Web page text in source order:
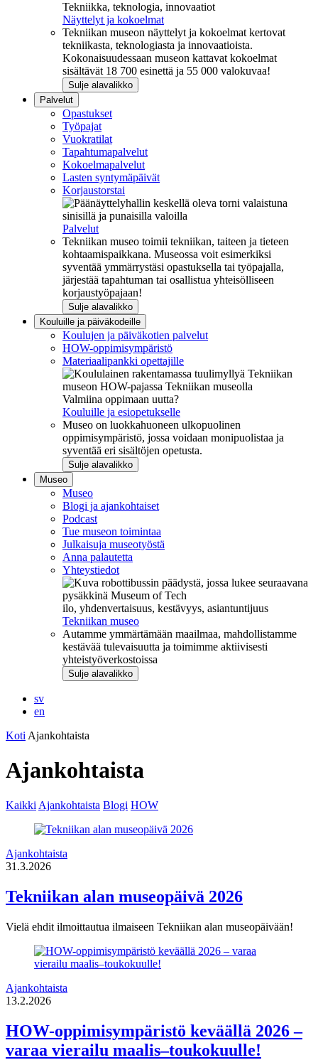
Tekniikka, teknologia, innovaatiot
Näyttelyt ja kokoelmat
Tekniikan museon näyttelyt ja kokoelmat kertovat
tekniikasta, teknologiasta ja innovaatioista.
Kokonaisuudessaan museon kattavat kokoelmat
sisältävät 18 700 esinettä ja 55 000 valokuvaa!
Sulje alavalikko
Palvelut
Opastukset
Työpajat
Vuokratilat
Tapahtumapalvelut
Kokoelmapalvelut
Lasten syntymäpäivät
Korjaustorstai
Palvelut
Tekniikan museo toimii tekniikan, taiteen ja tieteen
kohtaamispaikkana. Museossa voit esimerkiksi
syventää ymmärrystäsi opastuksella tai työpajalla,
järjestää tapahtuman tai osallistua yhteisölliseen
korjaustyöpajaan!
Sulje alavalikko
Kouluille ja päiväkodeille
Koulujen ja päiväkotien palvelut
HOW-oppimisympäristö
Materiaalipankki opettajille
Valmiina oppimaan uutta?
Kouluille ja esiopetukselle
Museo on luokkahuoneen ulkopuolinen
oppimisympäristö, jossa voidaan monipuolistaa ja
syventää eri sisältöjen opetusta.
Sulje alavalikko
Museo
Museo
Blogi ja ajankohtaiset
Podcast
Tue museon toimintaa
Julkaisuja museotyöstä
Anna palautetta
Yhteystiedot
ilo, yhdenvertaisuus, kestävyys, asiantuntijuus
Tekniikan museo
Autamme ymmärtämään maailmaa, mahdollistamme
kestävää tulevaisuutta ja toimimme aktiivisesti
yhteistyöverkostoissa
Sulje alavalikko
sv
en
Koti Ajankohtaista
Ajankohtaista
Kaikki Ajankohtaista Blogi HOW
Ajankohtaista
31.3.2026
Tekniikan alan museopäivä 2026
Vielä ehdit ilmoittautua ilmaiseen Tekniikan alan museopäivään!
Ajankohtaista
13.2.2026
HOW-oppimisympäristö keväällä 2026 –
varaa vierailu maalis–toukokuulle!